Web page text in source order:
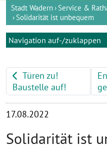
Stadt Wadern Service &
Solidarität ist unbequem
Navigation auf-/zuklappen
Türen zu!
Baustelle auf!
17.08.2022
Solidarität ist